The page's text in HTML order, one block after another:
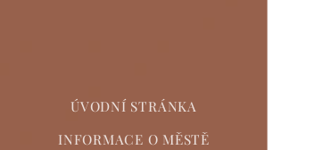
ÚVODNÍ STRÁNKA
INFORMACE O MĚSTĚ